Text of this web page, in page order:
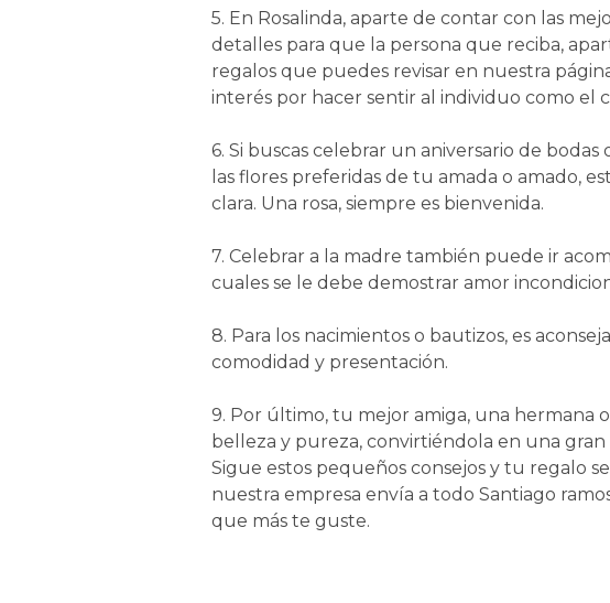
5. En Rosalinda, aparte de contar con las
detalles para que la persona que reciba,
regalos que puedes revisar en nuestra
interés por hacer sentir al individuo como el
6. Si buscas celebrar un aniversario de
las flores preferidas de tu amada o amado,
clara. Una rosa, siempre es bienvenida.
7. Celebrar a la madre también puede ir
cuales se le debe demostrar amor
8. Para los nacimientos o bautizos, es
comodidad y presentación.
9. Por último, tu mejor amiga, una hermana
belleza y pureza, convirtiéndola en una
Sigue estos pequeños consejos y tu regalo
nuestra empresa envía a todo Santiago
que más te guste.